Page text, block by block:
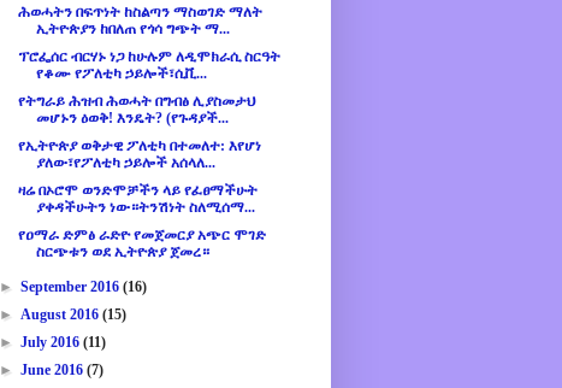
ሕወሓትን በፍጥነት ከስልጣን ማስወገድ ማለት
ኢትዮጵያን ከበለጠ የጎሳ ግጭት ማ...
ፕሮፌሰር ብርሃኑ ነጋ ከሁሉም ለዲሞክራሲ ስርዓት
የቆሙ የፖለቲካ ኃይሎች፣ሲቪ...
የትግራይ ሕዝብ ሕወሓት በግብፅ ሊያስመታህ
መሆኑን ዕወቅ! እንዴት? (የጉዳያች...
የኢትዮጵያ ወቅታዊ ፖለቲካ በተመለተ: እየሆነ
ያለው፣የፖለቲካ ኃይሎች አሰላለ...
ዛሬ በኦሮሞ ወንድሞቻችን ላይ የፈፀማችሁት
ያቀዳችሁትን ነው።ትንሽነት ስለሚሰማ...
የዐማራ ድምፅ ራድዮ የመጀመርያ አጭር ሞገድ
ስርጭቱን ወደ ኢትዮጵያ ጀመረ።
►September 2016(16)
►August 2016(15)
►July 2016(11)
►June 2016(7)